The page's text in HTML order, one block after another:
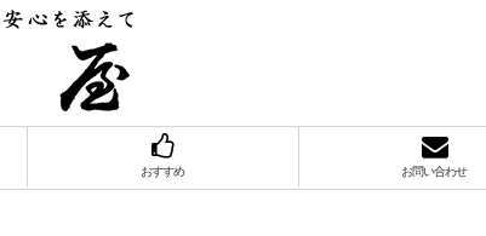
おすすめ お問い合わせ